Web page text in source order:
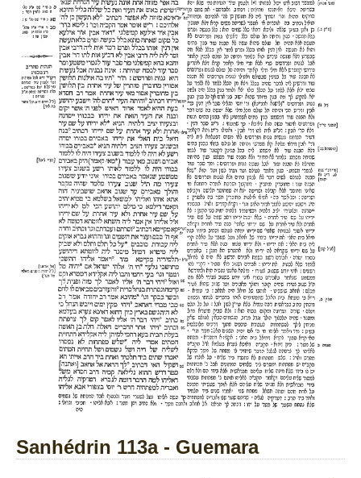
Sanhédrin 113a - Guemara